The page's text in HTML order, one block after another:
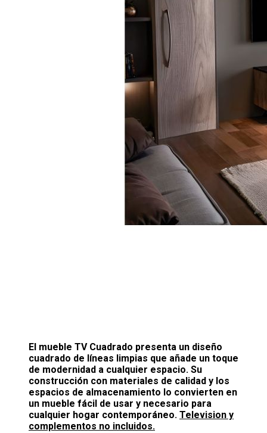
El mueble TV Cuadrado presenta un diseño
cuadrado de líneas limpias que añade un toque
de modernidad a cualquier espacio. Su
construcción con materiales de calidad y los
espacios de almacenamiento lo convierten en
un mueble fácil de usar y necesario para
cualquier hogar contemporáneo. Television y
complementos no incluidos.